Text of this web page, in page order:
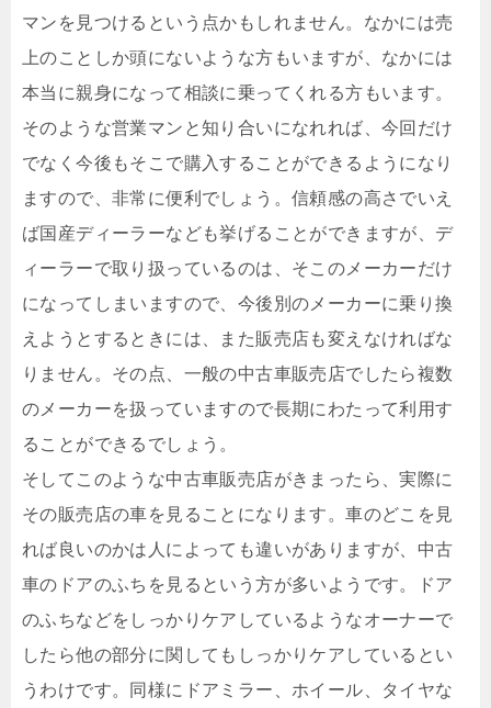
マンを見つけるという点かもしれません。なかには売
上のことしか頭にないような方もいますが、なかには
本当に親身になって相談に乗ってくれる方もいます。
そのような営業マンと知り合いになれれば、今回だけ
でなく今後もそこで購入することができるようになり
ますので、非常に便利でしょう。信頼感の高さでいえ
ば国産ディーラーなども挙げることができますが、デ
ィーラーで取り扱っているのは、そこのメーカーだけ
になってしまいますので、今後別のメーカーに乗り換
えようとするときには、また販売店も変えなければな
りません。その点、一般の中古車販売店でしたら複数
のメーカーを扱っていますので長期にわたって利用す
ることができるでしょう。
そしてこのような中古車販売店がきまったら、実際に
その販売店の車を見ることになります。車のどこを見
れば良いのかは人によっても違いがありますが、中古
車のドアのふちを見るという方が多いようです。ドア
のふちなどをしっかりケアしているようなオーナーで
したら他の部分に関してもしっかりケアしているとい
うわけです。同様にドアミラー、ホイール、タイヤな